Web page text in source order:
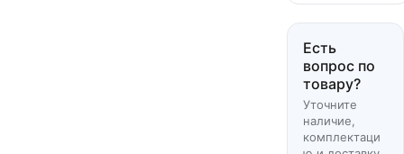
Есть
вопрос по
товару?
Уточните
наличие,
комплектаци